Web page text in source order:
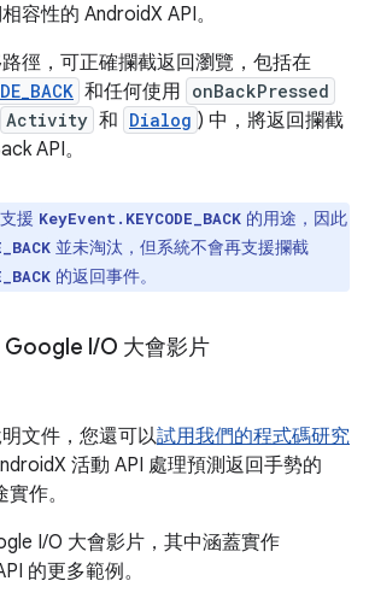
容性的 AndroidX API。
徑，可正確攔截返回瀏覽，包括在
和任何使用 onBackPressed
Activity 和 Dialog ) 中，將返回攔截
API。
援 KeyEvent.KEYCODE_BACK 的用途，因此
並未淘汰，但系統不會再支援攔截
的返回事件。
Google I/O 大會影片
文件，您還可以試用我們的程式碼研究
活動 API 處理預測返回手勢的
作。
I/O 大會影片，其中涵蓋實作
的更多範例。